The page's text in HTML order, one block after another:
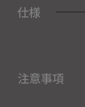
仕様
注意事項